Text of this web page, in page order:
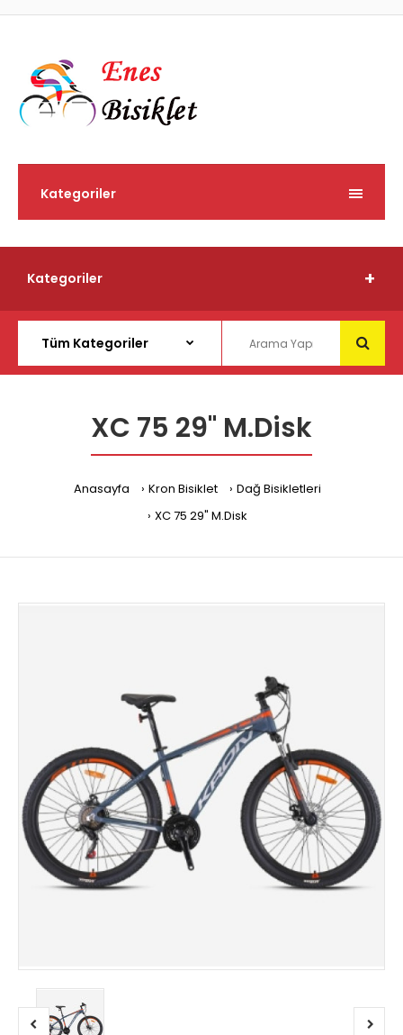
Kategoriler
Kategoriler
XC 75 29" M.Disk
Anasayfa Kron Bisiklet
Dağ Bisikletleri
XC 75 29" M.Disk